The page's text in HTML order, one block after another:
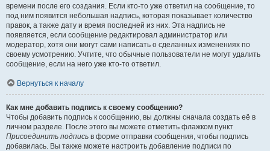
времени после его создания. Если кто-то уже ответил на сообщение, то
под ним появится небольшая надпись, которая показывает количество
правок, а также дату и время последней из них. Эта надпись не
появляется, если сообщение редактировал администратор или
модератор, хотя они могут сами написать о сделанных изменениях по
своему усмотрению. Учтите, что обычные пользователи не могут удалить
сообщение, если на него уже кто-то ответил.
Вернуться к началу
Как мне добавить подпись к своему сообщению?
Чтобы добавить подпись к сообщению, вы должны сначала создать её в
личном разделе. После этого вы можете отметить флажком пункт
Присоединить подпись в форме отправки сообщения, чтобы подпись
добавилась. Вы также можете настроить добавление подписи по